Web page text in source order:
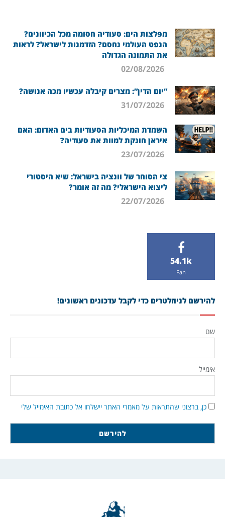
מפלצות הים: סעודיה חסומה מכל הכיוונים?
הנפט העולמי נחסם? הזדמנות לישראל? לראות
את התמונה הגדולה
“יום הדין”: מצרים קיבלה עכשיו מכה אנושה?
השמדת המיכליות הסעודיות בים האדום: האם
איראן חונקת למוות את סעודיה?
צי הסוחר של וונציה בישראל: שיא היסטורי
ליצוא הישראלי? מה זה אומר?
54.1k
Fan
להירשם לניוזלטרים כדי לקבל עדכונים ראשונים!
שם
אימייל
כן, ברצוני שהתראות על מאמרי האתר יישלחו אל כתובת האימייל שלי